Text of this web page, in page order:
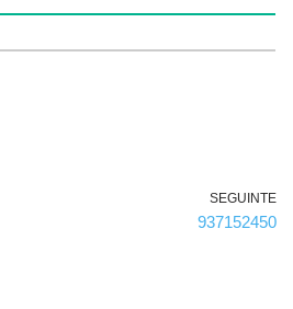
a
ó
SEGUINTE
937152450